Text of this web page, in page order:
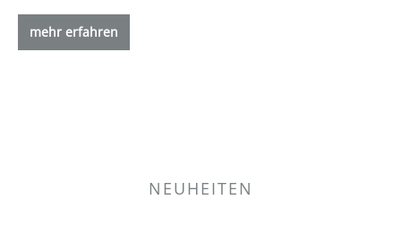
mehr erfahren
NEUHEITEN